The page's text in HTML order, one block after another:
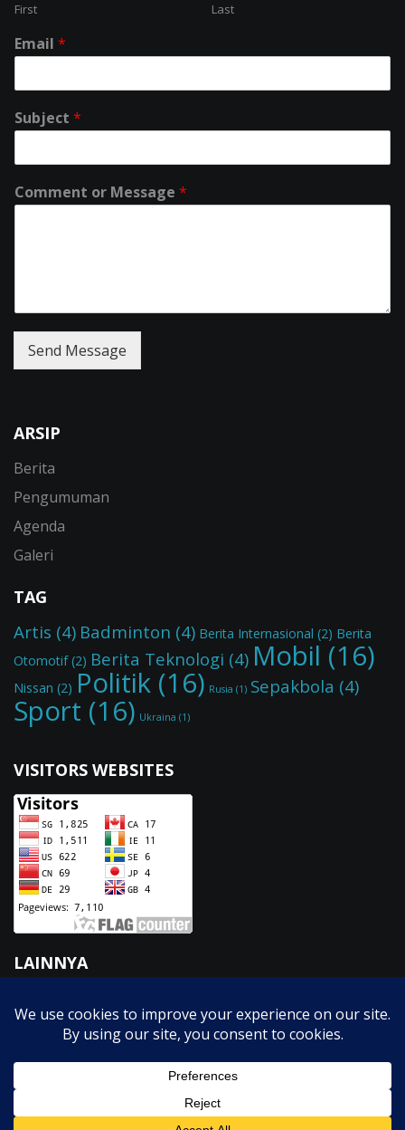
First Last
Email *
Subject *
Comment or Message *
Send Message
ARSIP
Berita
Pengumuman
Agenda
Galeri
TAG
Artis (4) Badminton (4) Berita Internasional (2) Berita
Otomotif(2) Berita Teknologi (4) Mobil (16)
Nissan (2) Politik (16) Rusia (1) Sepakbola (4)
Sport (16) Ukraina (1)
VISITORS WEBSITES
LAINNYA